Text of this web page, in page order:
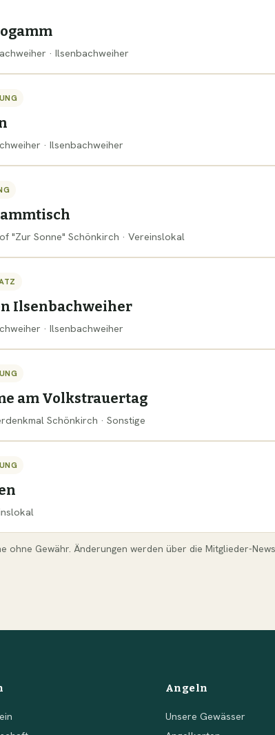
· Ilsenbachweiher
· Ilsenbachweiher
"Zur Sonne" Schönkirch · Vereinslokal
Ilsenbachweiher
· Ilsenbachweiher
am Volkstrauertag
Schönkirch · Sonstige
ohne Gewähr. Änderungen werden über die Mitglieder-
Angeln
Unsere Gewässer